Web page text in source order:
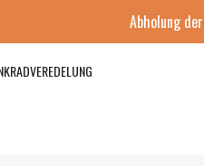
Abholung